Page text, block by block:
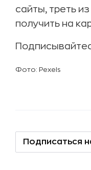
сайты, треть
получить на
Фото: Pexels
Подписаться